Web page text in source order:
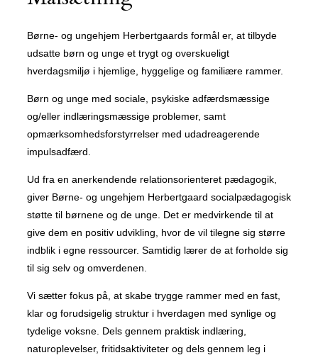
Børne- og ungehjem Herbertgaards formål er, at tilbyde
udsatte børn og unge et trygt og overskueligt
hverdagsmiljø i hjemlige, hyggelige og familiære rammer.
Børn og unge med sociale, psykiske adfærdsmæssige
og/eller indlæringsmæssige problemer, samt
opmærksomhedsforstyrrelser med udadreagerende
impulsadfærd.
Ud fra en anerkendende relationsorienteret pædagogik,
giver Børne- og ungehjem Herbertgaard socialpædagogisk
støtte til børnene og de unge. Det er medvirkende til at
give dem en positiv udvikling, hvor de vil tilegne sig større
indblik i egne ressourcer. Samtidig lærer de at forholde sig
til sig selv og omverdenen.
Vi sætter fokus på, at skabe trygge rammer med en fast,
klar og forudsigelig struktur i hverdagen med synlige og
tydelige voksne. Dels gennem praktisk indlæring,
naturoplevelser, fritidsaktiviteter og dels gennem leg i